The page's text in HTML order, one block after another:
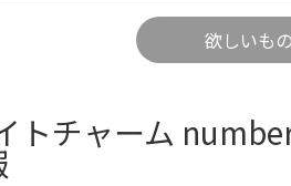
欲しいも
トチャーム